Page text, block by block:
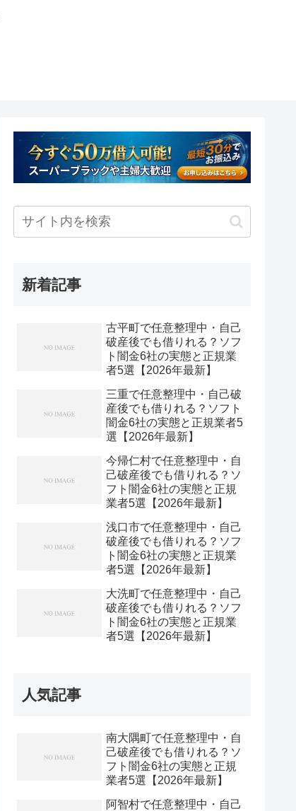
新着記事
古平町で任意整理中・自己
破産後でも借りれる？ソフ
ト闇金6社の実態と正規業
者5選【2026年最新】
三重で任意整理中・自己破
産後でも借りれる？ソフト
闇金6社の実態と正規業者5
選【2026年最新】
今帰仁村で任意整理中・自
己破産後でも借りれる？ソ
フト闇金6社の実態と正規
業者5選【2026年最新】
浅口市で任意整理中・自己
破産後でも借りれる？ソフ
ト闇金6社の実態と正規業
者5選【2026年最新】
大洗町で任意整理中・自己
破産後でも借りれる？ソフ
ト闇金6社の実態と正規業
者5選【2026年最新】
人気記事
南大隅町で任意整理中・自
己破産後でも借りれる？ソ
フト闇金6社の実態と正規
業者5選【2026年最新】
阿智村で任意整理中・自己